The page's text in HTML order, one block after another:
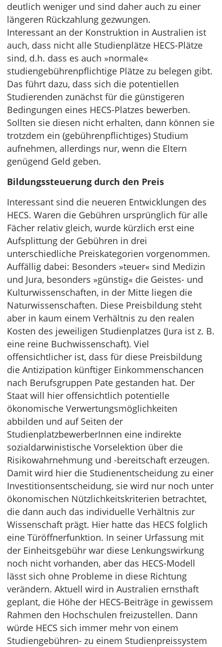
deutlich weniger und sind daher auch zu einer
längeren Rückzahlung gezwungen.
Interessant an der Konstruktion in Australien ist
auch, dass nicht alle Studienplätze HECS-Plätze
sind, d.h. dass es auch »normale«
studiengebührenpflichtige Plätze zu belegen gibt.
Das führt dazu, dass sich die potentiellen
Studierenden zunächst für die günstigeren
Bedingungen eines HECS-Platzes bewerben.
Sollten sie diesen nicht erhalten, dann können sie
trotzdem ein (gebührenpflichtiges) Studium
aufnehmen, allerdings nur, wenn die Eltern
genügend Geld geben.
Bildungssteuerung durch den Preis
Interessant sind die neueren Entwicklungen des
HECS. Waren die Gebühren ursprünglich für alle
Fächer relativ gleich, wurde kürzlich erst eine
Aufsplittung der Gebühren in drei
unterschiedliche Preiskategorien vorgenommen.
Auffällig dabei: Besonders »teuer« sind Medizin
und Jura, besonders »günstig« die Geistes- und
Kulturwissenschaften, in der Mitte liegen die
Naturwissenschaften. Diese Preisbildung steht
aber in kaum einem Verhältnis zu den realen
Kosten des jeweiligen Studienplatzes (Jura ist z. B.
eine reine Buchwissenschaft). Viel
offensichtlicher ist, dass für diese Preisbildung
die Antizipation künftiger Einkommenschancen
nach Berufsgruppen Pate gestanden hat. Der
Staat will hier offensichtlich potentielle
ökonomische Verwertungsmöglichkeiten
abbilden und auf Seiten der
StudienplatzbewerberInnen eine indirekte
sozialdarwinistische Vorselektion über die
Risikowahrnehmung und -bereitschaft erzeugen.
Damit wird hier die Studienentscheidung zu einer
Investitionsentscheidung, sie wird nur noch unter
ökonomischen Nützlichkeitskriterien betrachtet,
die dann auch das individuelle Verhältnis zur
Wissenschaft prägt. Hier hatte das HECS folglich
eine Türöffnerfunktion. In seiner Urfassung mit
der Einheitsgebühr war diese Lenkungswirkung
noch nicht vorhanden, aber das HECS-Modell
lässt sich ohne Probleme in diese Richtung
verändern. Aktuell wird in Australien ernsthaft
geplant, die Höhe der HECS-Beiträge in gewissem
Rahmen den Hochschulen freizustellen. Dann
würde HECS sich immer mehr von einem
Studiengebühren- zu einem Studienpreissystem